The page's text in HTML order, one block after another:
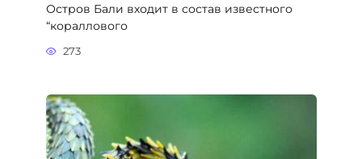
Остров Бали входит в состав известного
“кораллового
273